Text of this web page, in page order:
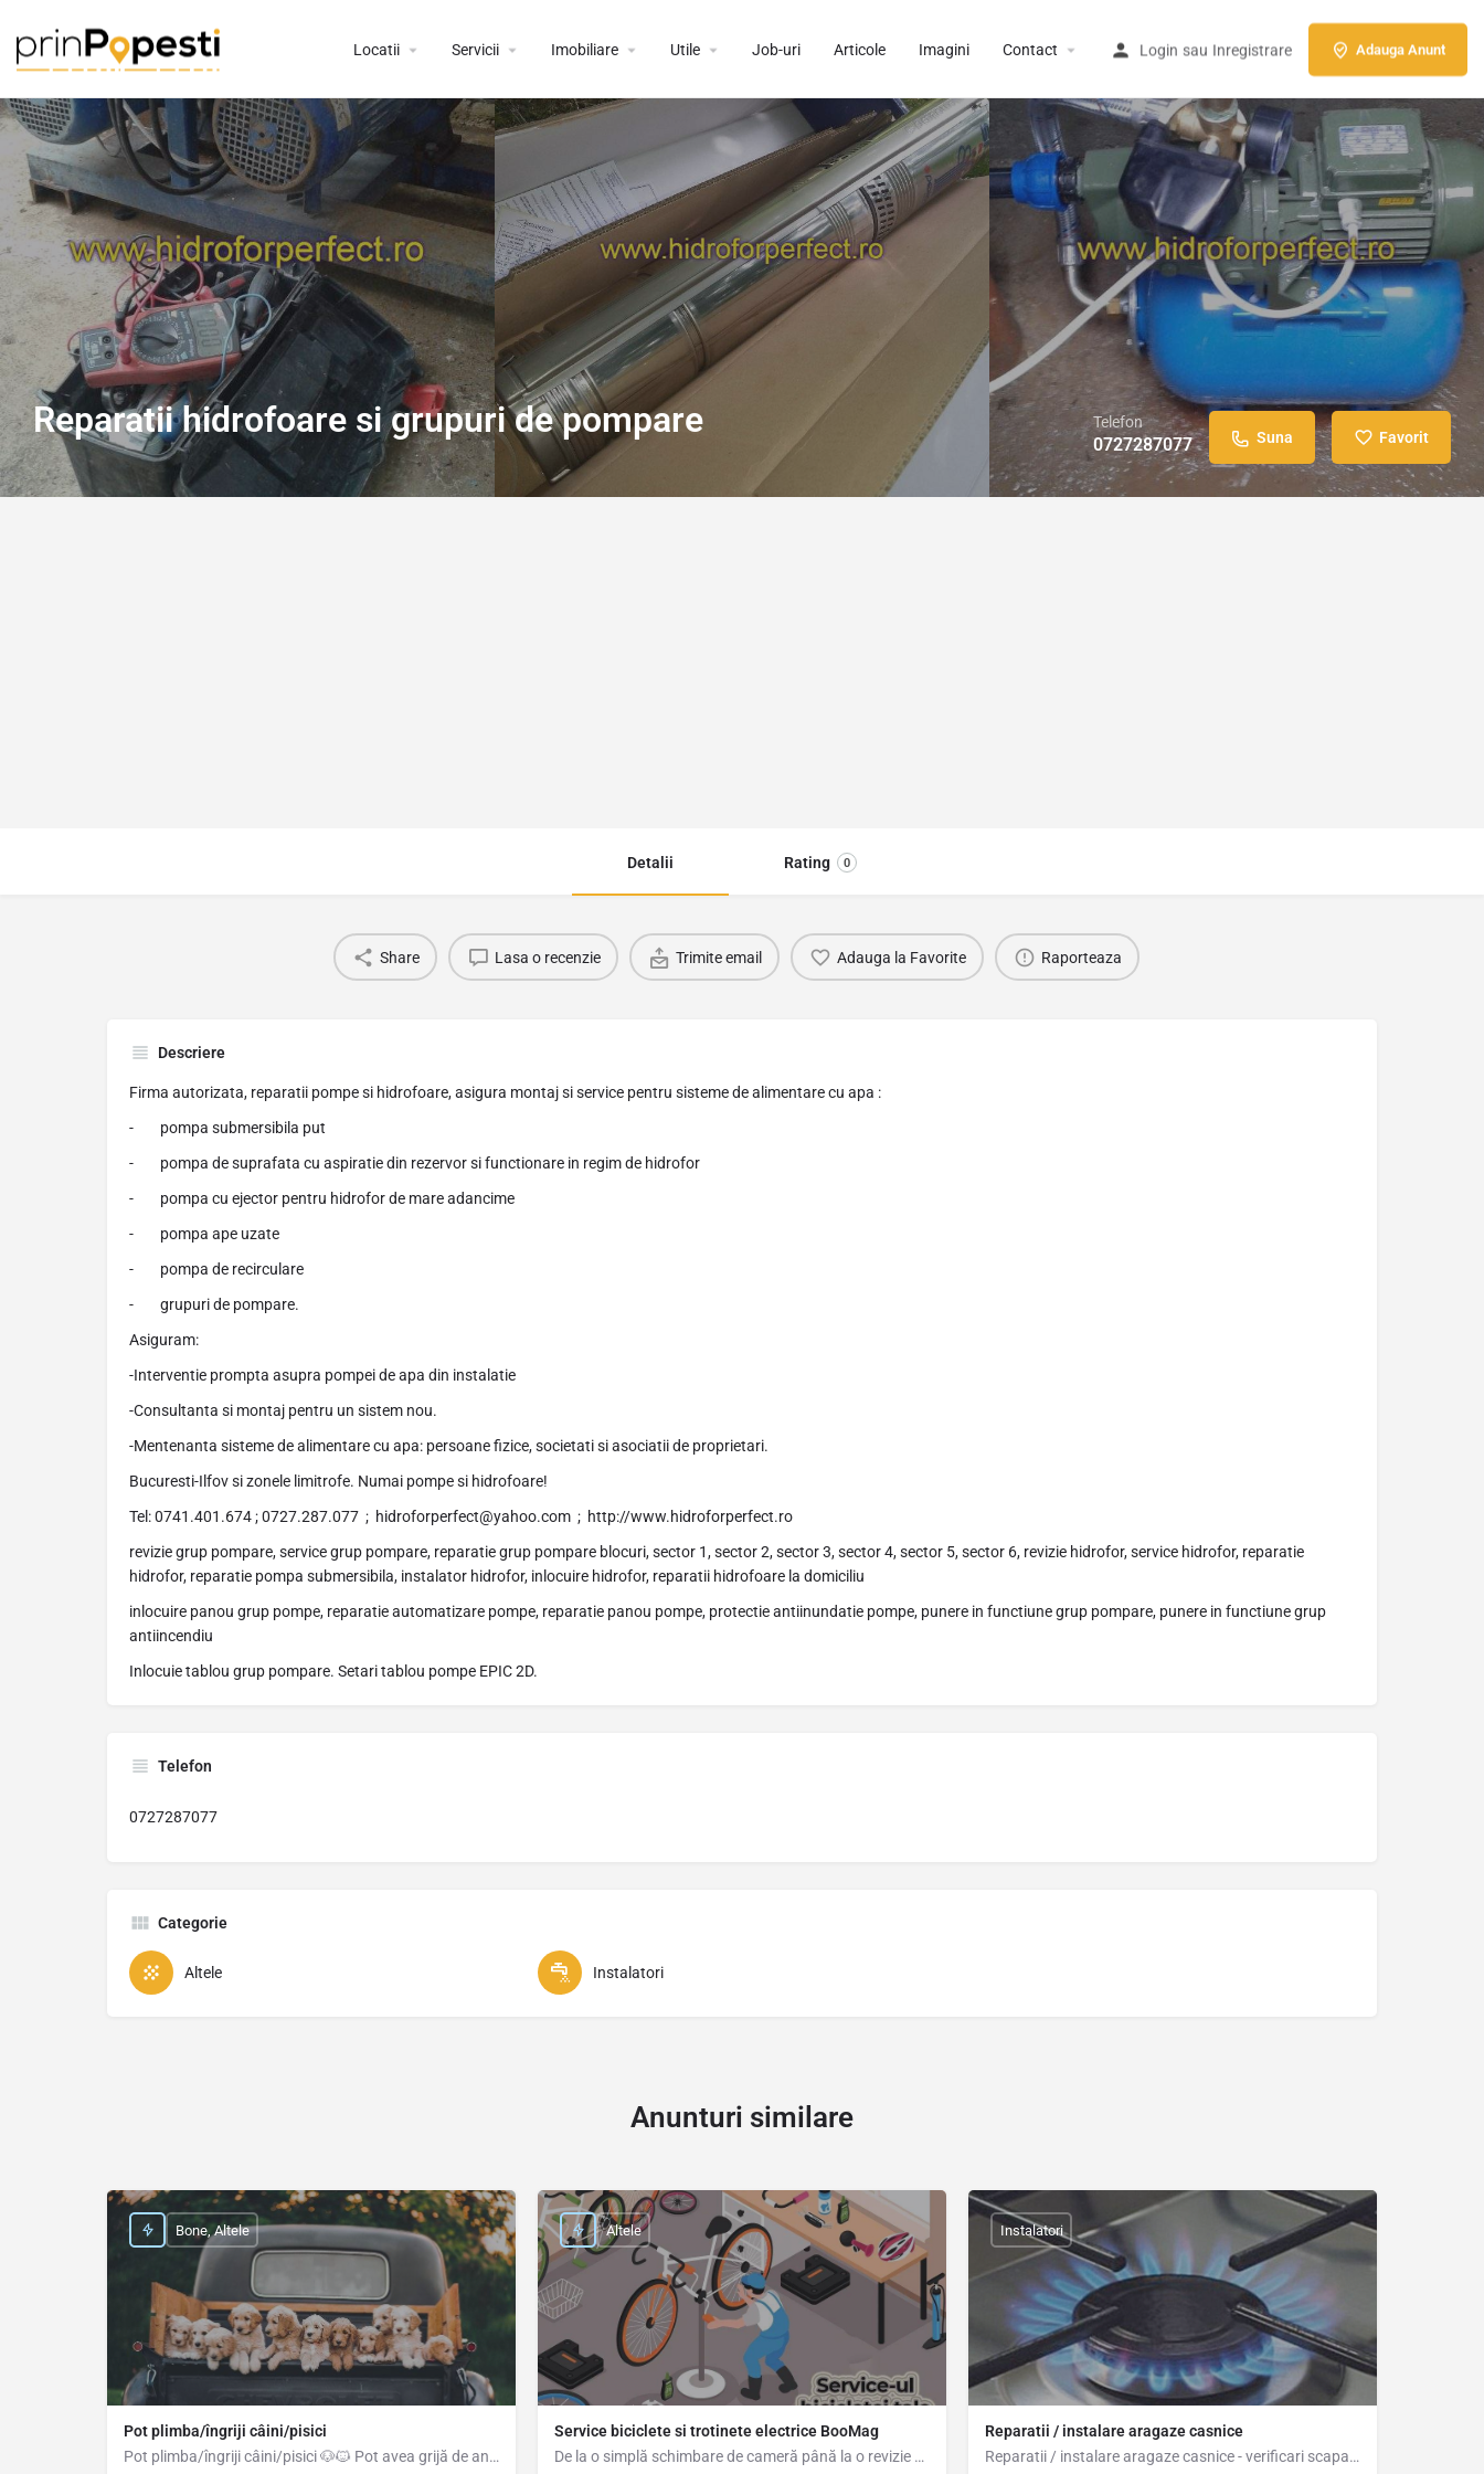
Locatii Servicii Imobiliare Utile Job-uri Articole Imagini Contact Login sau Inregistrare Adauga Anunt
Reparatii hidrofoare si grupuri de pompare Telefon
0727287077 Suna Favorit
Detalii Rating 0
Share Lasa o recenzie Trimite email Adauga la Favorite Raporteaza
Descriere
Firma autorizata, reparatii pompe si hidrofoare, asigura montaj si service pentru sisteme de alimentare cu apa :
- pompa submersibila put
- pompa de suprafata cu aspiratie din rezervor si functionare in regim de hidrofor
- pompa cu ejector pentru hidrofor de mare adancime
- pompa ape uzate
- pompa de recirculare
- grupuri de pompare.
Asiguram:
-Interventie prompta asupra pompei de apa din instalatie
-Consultanta si montaj pentru un sistem nou.
-Mentenanta sisteme de alimentare cu apa: persoane fizice, societati si asociatii de proprietari.
Bucuresti-Ilfov si zonele limitrofe. Numai pompe si hidrofoare!
Tel: 0741.401.674 ; 0727.287.077 ; hidroforperfect@yahoo.com ; http://www.hidroforperfect.ro
revizie grup pompare, service grup pompare, reparatie grup pompare blocuri, sector 1, sector 2, sector 3, sector 4, sector 5, sector 6, revizie hidrofor, service hidrofor, reparatie
hidrofor, reparatie pompa submersibila, instalator hidrofor, inlocuire hidrofor, reparatii hidrofoare la domiciliu
inlocuire panou grup pompe, reparatie automatizare pompe, reparatie panou pompe, protectie antiinundatie pompe, punere in functiune grup pompare, punere in functiune grup
antiincendiu
Inlocuie tablou grup pompare. Setari tablou pompe EPIC 2D.
Telefon
0727287077
Categorie
Altele Instalatori
Anunturi similare
Pot plimba/îngriji câini/pisici
Pot plimba/îngriji câini/pisici 🐶🐱 Pot avea grijă de animale de companie/plante cât timp proprietarii sunt…
Bone, Altele
Service biciclete si trotinete electrice BooMag
De la o simplă schimbare de cameră până la o revizie completă a bicicletei sau trotinetei electrice, la noi…
Altele
Reparatii / instalare aragaze casnice
Reparatii / instalare aragaze casnice - verificari scapari gaze aragaz, reglaje - curatare - schimbari duze…
Instalatori